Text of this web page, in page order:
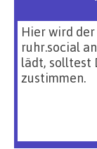
Hier wird
ruhr.social
lädt, solltest
zustimmen.